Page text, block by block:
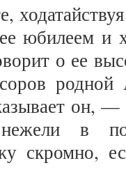
юбилеем и
о ее
он,
в
скромно,